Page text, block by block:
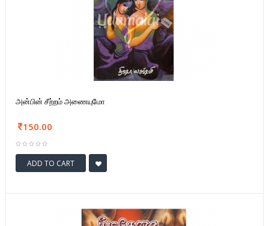
அன்பின் சீற்றம் அணையுமோ
150.00
ADD TO CART